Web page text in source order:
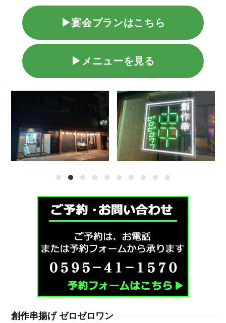
▶宴会プランはこちら
▶メニューを見る
1 2 3 4 5 6 7 8 9
創作串揚げ ゼロゼロワン